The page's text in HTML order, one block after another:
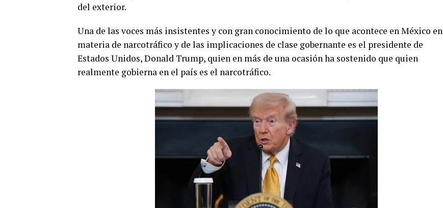
del exterior.
Una de las voces más insistentes y con gran conocimiento de lo que acontece en México en
materia de narcotráfico y de las implicaciones de clase gobernante es el presidente de
Estados Unidos, Donald Trump, quien en más de una ocasión ha sostenido que quien
realmente gobierna en el país es el narcotráfico.